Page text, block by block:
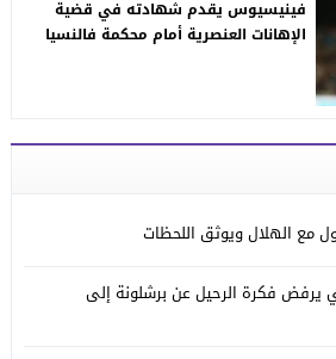
فينيسيوس يقدم شهادته في قضية
الإهانات العنصرية أمام محكمة فالنسيا
مع الهلال ويوثق اللحظات
يرفض فكرة الرحيل عن برشلونة إلى